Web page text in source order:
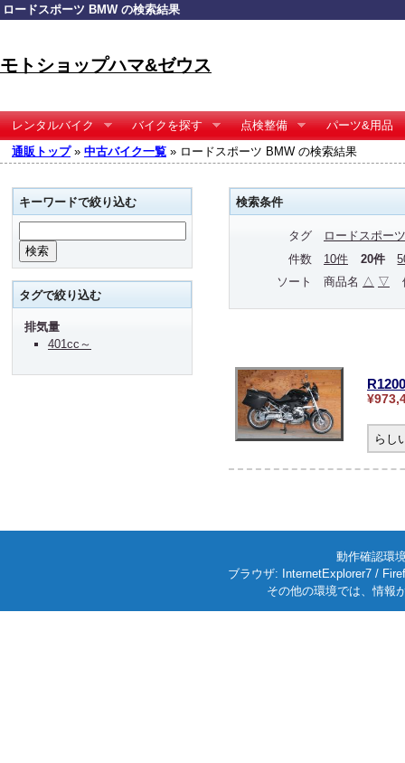
ロードスポーツ BMW の検索結果
モトショップハマ&ゼウス
レンタルバイク バイクを探す 点検整備
パーツ&用品
通販トップ» 中古バイク一覧 » ロードスポーツ BMW の検索結果
検索条件
タグ
ロードスポーツ
件数
10件 20件
ソート
商品名 △ ▽
らし
キーワードで絞り込む
タグで絞り込む
排気量
401cc～
動作確認環
ブラウザ: InternetExplorer7 /
その他の環境では、情報